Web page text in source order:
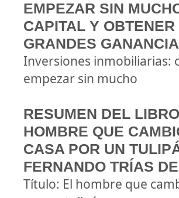
EMPEZAR SIN
CAPITAL Y OBTENER
GRANDES
Inversiones inmobiliarias:
empezar sin mucho
RESUMEN DEL
HOMBRE QUE
CASA POR UN
FERNANDO TRÍAS
Título: El hombre que